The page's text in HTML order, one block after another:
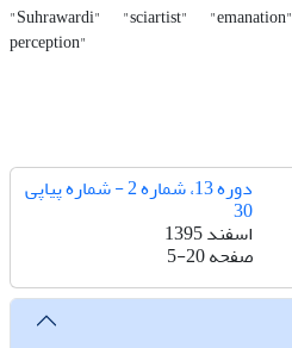
"Suhrawardi" "sciartist" "emanation"
perception"
دوره 13، شماره 2 - شماره پیاپی
30
اسفند 1395
صفحه5-20